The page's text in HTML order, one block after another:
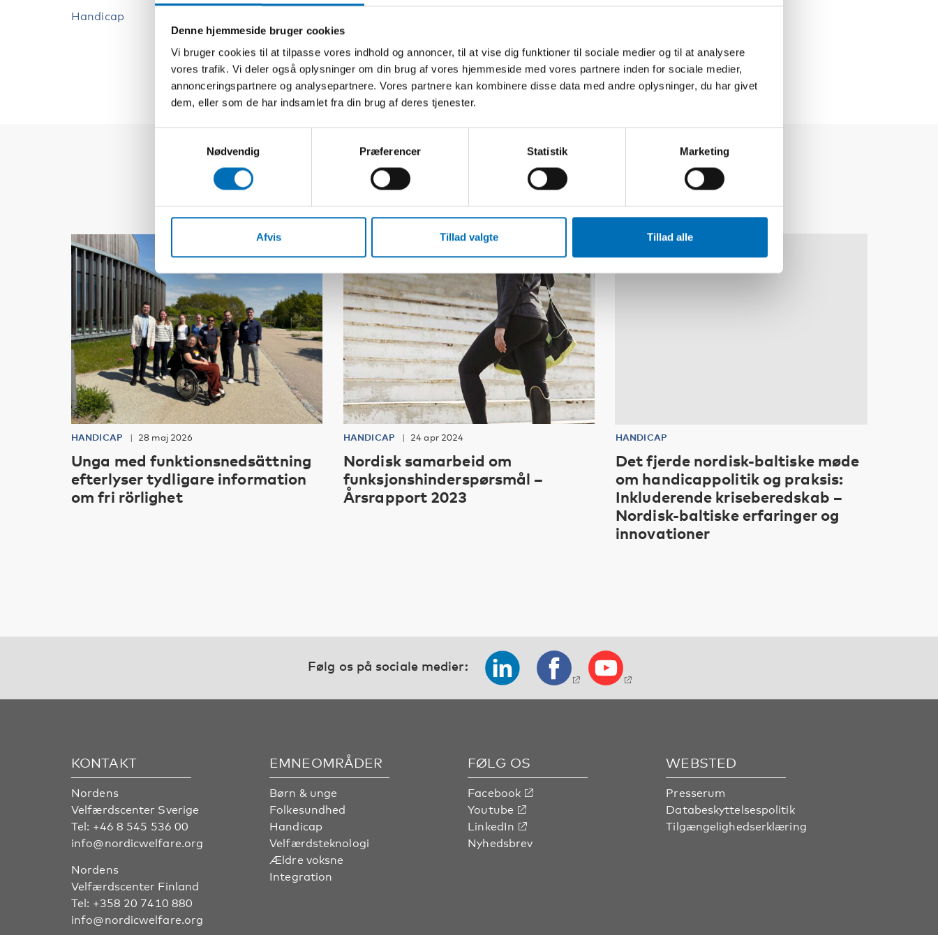
Denne hjemmeside bruger cookies
Vi bruger cookies til at tilpasse vores indhold og annoncer, til at vise dig funktioner til sociale medier og til at analysere
vores trafik. Vi deler også oplysninger om din brug af vores hjemmeside med vores partnere inden for sociale medier,
annonceringspartnere og analysepartnere. Vores partnere kan kombinere disse data med andre oplysninger, du har givet
dem, eller som de har indsamlet fra din brug af deres tjenester.
Nødvendig
Præferencer Statistik Marketing
Afvis Tillad valgte Tillad alle
Handicap
Relateret indhold
HANDICAP 28 maj 2026
Unga med funktionsnedsättning
efterlyser tydligare information
om fri rörlighet
HANDICAP 24 apr 2024
Nordisk samarbeid om
funksjonshinderspørsmål –
Årsrapport 2023
HANDICAP
Det fjerde nordisk-baltiske møde
om handicappolitik og praksis:
Inkluderende kriseberedskab –
Nordisk-baltiske erfaringer og
innovationer
Følg os på sociale medier:
KONTAKT
Nordens
Velfærdscenter Sverige
Tel: +46 8 545 536 00
info@nordicwelfare.org
Nordens
Velfærdscenter Finland
Tel: +358 20 7410 880
info@nordicwelfare.org
EMNEOMRÅDER
Børn & unge
Folkesundhed
Handicap
Velfærdsteknologi
Ældre voksne
Integration
FØLG OS
Facebook
Youtube
LinkedIn
Nyhedsbrev
WEBSTED
Presserum
Databeskyttelsespolitik
Tilgængelighedserklæring